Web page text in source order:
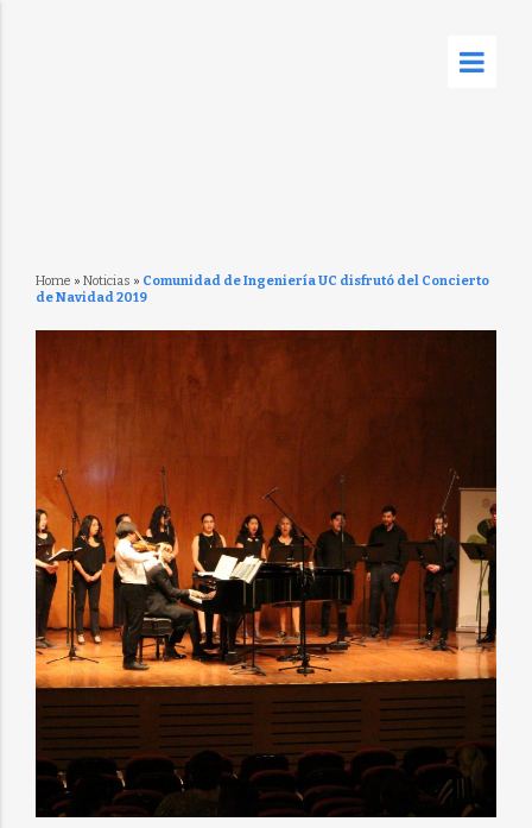
Home » Noticias » Comunidad de Ingeniería UC disfrutó del Concierto
de Navidad 2019